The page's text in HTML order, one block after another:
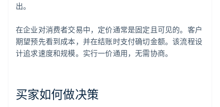
出。
在企业对消费者交易中，定价通常是固定且可见的。客户
期望预先看到成本，并在结账时支付确切金额。该流程设
计追求速度和规模。实行一价通用，无需协商。
买家如何做决策